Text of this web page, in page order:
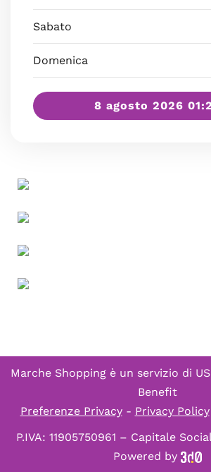
Sabato
Domenica
8 agosto 2026
Marche Shopping è un servizio di
Benefit
Preferenze Privacy- Privacy Policy
P.IVA: 11905750961 – Capitale
Powered by